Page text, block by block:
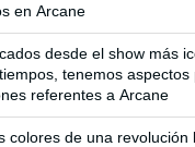
en Arcane
desde el show más
tenemos aspectos
referentes a Arcane
colores de una revolución